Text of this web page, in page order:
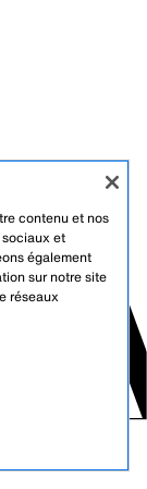
contenu et nos
et
également
sur notre site
réseaux